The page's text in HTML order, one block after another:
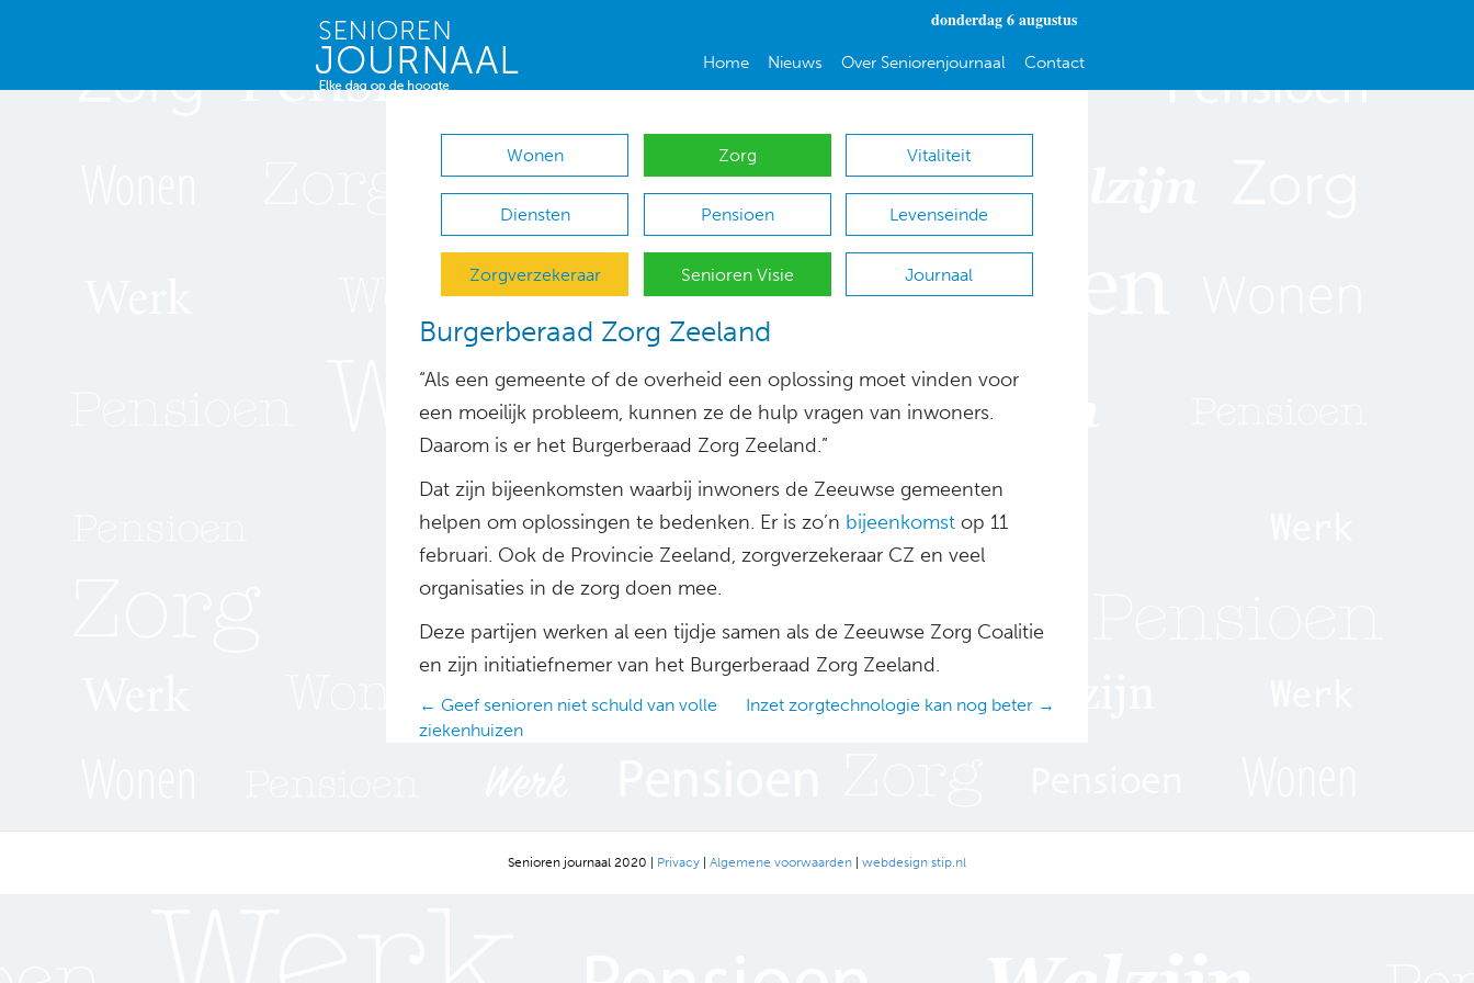
donderdag 6 augustus
Home Nieuws Over Seniorenjournaal Contact
Wonen Zorg Vitaliteit
Diensten Pensioen Levenseinde
Zorgverzekeraar Senioren Visie Journaal
Burgerberaad Zorg Zeeland
“Als een gemeente of de overheid een oplossing moet vinden voor
een moeilijk probleem, kunnen ze de hulp vragen van inwoners.
Daarom is er het Burgerberaad Zorg Zeeland.”
Dat zijn bijeenkomsten waarbij inwoners de Zeeuwse gemeenten
helpen om oplossingen te bedenken. Er is zo’n bijeenkomst op 11
februari. Ook de Provincie Zeeland, zorgverzekeraar CZ en veel
organisaties in de zorg doen mee.
Deze partijen werken al een tijdje samen als de Zeeuwse Zorg Coalitie
en zijn initiatiefnemer van het Burgerberaad Zorg Zeeland.
Posts
navigation
← Geef senioren niet schuld van volle
ziekenhuizen
Inzet zorgtechnologie kan nog beter →
Senioren journaal 2020 | Privacy | Algemene voorwaarden | webdesign stip.nl